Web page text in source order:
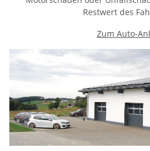
Restwert des
Zum Auto-